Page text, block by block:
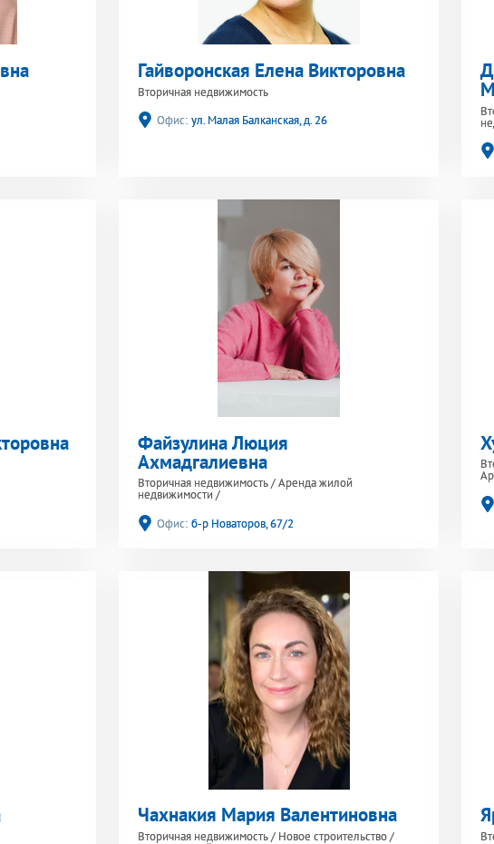
Гайворонская Елена Викторовна
Вторичная недвижимость
Офис: ул. Малая Балканская, д. 26
Файзулина Люция
Ахмадгалиевна
Вторичная недвижимость/Аренда жилой
недвижимости/
Офис: б-р Новаторов, 67/2
Чахнакия Мария Валентиновна
Вторичная недвижимость/ Новое строительство/